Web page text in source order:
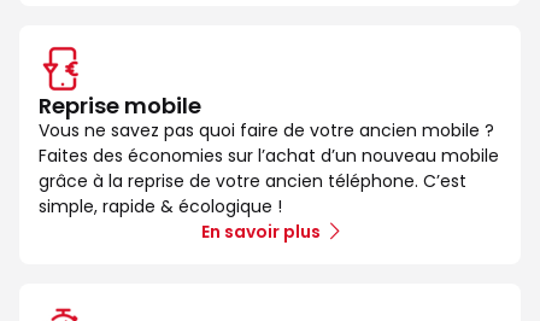
Reprise mobile
Vous ne savez pas quoi faire de votre ancien mobile ?
Faites des économies sur l’achat d’un nouveau mobile
grâce à la reprise de votre ancien téléphone. C’est
simple, rapide & écologique !
En savoir plus